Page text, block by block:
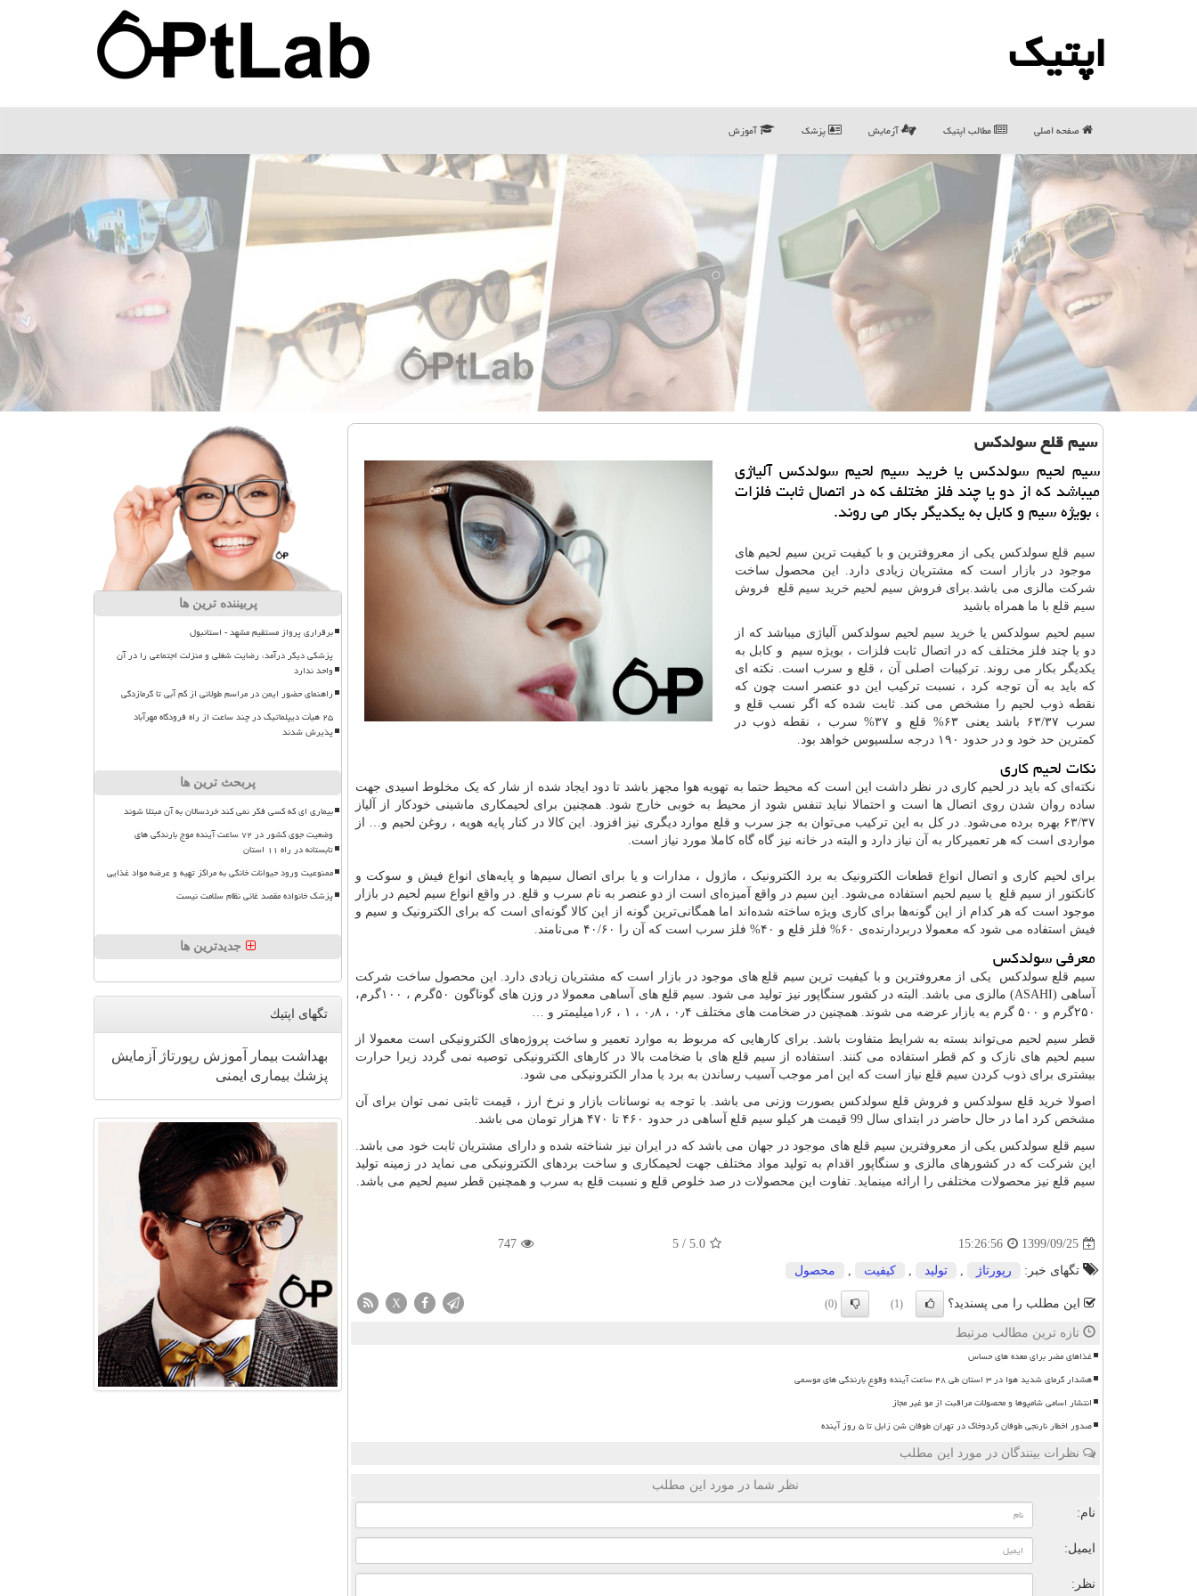
اپتیك
صفحه اصلی مطالب اپتیك آزمایش پزشک آموزش
سیم قلع سولدكس
سیم لحیم سولدكس یا خرید سیم لحیم سولدكس آلیاژی
میباشد كه از دو یا چند فلز مختلف كه در اتصال ثابت فلزات
، بویژه سیم و كابل به یكدیگر بكار می روند.
سیم قلع سولدکس یكی از معروفترین و با كیفیت ترین سیم لحیم های
موجود در بازار است كه مشتریان زیادی دارد. این محصول ساخت
شركت مالزی می باشد.برای فروش سیم لحیم خرید سیم قلع
فروش
سیم قلع با ما همراه باشید
سیم لحیم سولدکس یا خرید سیم لحیم سولدکس آلیاژی میباشد که از
دو یا چند فلز مختلف که در اتصال ثابت فلزات ، بویژه سیم و کابل به
یکدیگر بکار می روند. ترکیبات اصلی آن ، قلع و سرب است. نکته ای
که باید به آن توجه کرد ، نسبت ترکیب این دو عنصر است چون که
نقطه ذوب لحیم را مشخص می کند. ثابت شده که اگر نسب قلع و
سرب ۶۳/۳۷ باشد یعنی ۶۳% قلع و ۳۷% سرب ، نقطه ذوب در
کمترین حد خود و در حدود ۱۹۰ درجه سلسیوس خواهد بود.
نکات لحیم کاری
نکته‌ای که باید در لحیم‌ کاری در نظر داشت این است که محیط حتما به تهویه هوا مجهز باشد تا دود ایجاد شده از شار که یک مخلوط اسیدی جهت
ساده روان شدن روی اتصال ها است و احتمالا نباید تنفس شود از محیط به خوبی خارج شود. همچنین برای لحیمکاری ماشینی خودکار از آلیاز
۶۳/۳۷ بهره برده می‌شود. در کل به این ترکیب می‌توان به جز سرب و قلع موارد دیگری نیز افزود. این کالا در کنار پایه هویه ، روغن لحیم و… از
مواردی است که هر تعمیرکار به آن نیاز دارد و البته در خانه نیز گاه گاه کاملا مورد نیاز است.
برای لحیم کاری و اتصال انواع قطعات الکترونیک به برد الکترونیک ، ماژول ، مدارات و یا برای اتصال سیم‌ها و پایه‌های انواع فیش و سوکت و
کانکتور از سیم قلع یا سیم لحیم استفاده می‌شود. این سیم در واقع آمیزه‌ای است از دو عنصر به نام سرب و قلع. در واقع انواع سیم لحیم در بازار
موجود است که هر کدام از این گونه‌ها برای کاری ویژه ساخته شده‌اند اما همگانی‌ترین گونه از این کالا گونه‌ای است که برای الکترونیک و سیم و
فیش استفاده می شود که معمولا دربردارنده‌ی ۶۰% فلز قلع و ۴۰% فلز سرب است که آن را ۴۰/۶۰ می‌نامند.
معرفی سولدکس
سیم قلع سولدکس یکی از معروفترین و با کیفیت ترین سیم قلع های موجود در بازار است که مشتریان زیادی دارد. این محصول ساخت شرکت
آساهی (ASAHI
) مالزی می باشد. البته در کشور سنگاپور نیز تولید می شود. سیم قلع های آساهی معمولا در وزن های گوناگون ۵۰گرم ، ۱۰۰گرم،
۲۵۰گرم و ۵۰۰ گرم به بازار عرضه می شوند. همچنین در ضخامت های مختلف ۰٫۴ ، ۰٫۸ ، ۱ ، ۱٫۶میلیمتر و …
قطر سیم لحیم می‌تواند بسته به شرایط متفاوت باشد. برای کارهایی که مربوط به موارد تعمیر و ساخت پروژه‌های الکترونیکی است معمولا از
سیم لحیم های نازک و کم قطر استفاده می کنند. استفاده از سیم قلع های با ضخامت بالا در کارهای الکترونیکی توصیه نمی گردد زیرا حرارت
بیشتری برای ذوب کردن سیم قلع نیاز است که این امر موجب آسیب رساندن به برد یا مدار الکترونیکی می شود.
اصولا خرید قلع سولدکس و فروش قلع سولدکس بصورت وزنی می باشد. با توجه به نوسانات بازار و نرخ ارز ، قیمت ثابتی نمی توان برای آن
مشخص کرد اما در حال حاضر در ابتدای سال 99 قیمت هر کیلو سیم قلع آساهی در حدود ۴۶۰ تا ۴۷۰ هزار تومان می باشد.
سیم قلع سولدکس یکی از معروفترین سیم قلع های موجود در جهان می باشد که در ایران نیز شناخته شده و دارای مشتریان ثابت خود می باشد.
این شرکت که در کشورهای مالزی و سنگاپور اقدام به تولید مواد مختلف جهت لحیمکاری و ساخت بردهای الکترونیکی می نماید در زمینه تولید
سیم قلع نیز محصولات مختلفی را ارائه مینماید. تفاوت این محصولات در صد خلوص قلع و نسبت قلع به سرب و همچنین قطر سیم لحیم می باشد.
1399/09/25
15:26:56
5.0
/
5
747
تگهای خبر: رپورتاژ , تولید , كیفیت , محصول
این مطلب را می پسندید؟ (1)
(0)
X
تازه ترین مطالب مرتبط
غذاهای مضر برای معده های حساس
هشدار گرمای شدید هوا در ۳ استان طی ۴۸ ساعت آینده وقوع بارندگی های موسمی
انتشار اسامی شامپوها و محصولات مراقبت از مو غیر مجاز
صدور اخطار نارنجی طوفان گردوخاک در تهران طوفان شن زابل تا ۵ روز آینده
نظرات بینندگان در مورد این مطلب
نظر شما در مورد این مطلب
نام:
ایمیل:
نظر:
پربیننده ترین ها
برقراری پرواز مستقیم مشهد - استانبول
پزشکی دیگر درآمد، رضایت شغلی و منزلت اجتماعی را در آن
واحد ندارد
راهنمای حضور ایمن در مراسم طولانی از کم آبی تا گرمازدگی
۲۵ هیأت دیپلماتیک در چند ساعت از راه فرودگاه مهرآباد
پذیرش شدند
پربحث ترین ها
بیماری ای که کسی فکر نمی کند خردسالان به آن مبتلا شوند
وضعیت جوی کشور در ۷۲ ساعت آینده موج بارندگی های
تابستانه در راه ۱۱ استان
ممنوعیت ورود حیوانات خانگی به مراکز تهیه و عرضه مواد غذایی
پزشک خانواده مقصد غائی نظام سلامت نیست
جدیدترین ها
تگهای اپتیك
بهداشت بیمار آموزش رپورتاژ
آزمایش
پزشك بیماری ایمنی